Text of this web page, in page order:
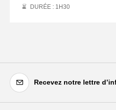
DURÉE : 1 H30
Recevez notre lettre